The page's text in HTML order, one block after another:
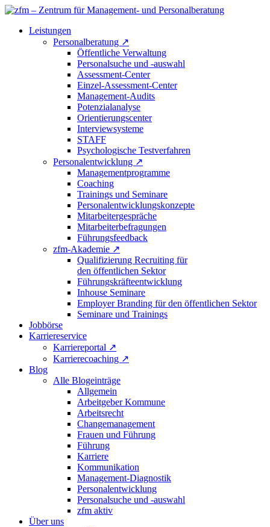
Leistungen
Personalberatung ↗
Öffentliche Verwaltung
Personalsuche und -auswahl
Assessment-Center
Einzel-Assessment-Center
Management-Audits
Potenzialanalyse
Orientierungscenter
Interviewsysteme
STAFF
Psychologische Testverfahren
Personalentwicklung ↗
Managementprogramme
Coaching
Trainings und Seminare
Personalentwicklungskonzepte
Mitarbeitergespräche
Mitarbeiterbefragungen
Führungsfeedback
zfm-Akademie ↗
Qualifizierung Recruiting für
den öffentlichen Sektor
Führungskräfteentwicklung
Inhouse Seminare
Employer Branding für den öffentlichen Sektor
Seminare und Trainings
Jobbörse
Karriereservice
Karriereportal ↗
Karrierecoaching ↗
Blog
Alle Blogeinträge
Allgemein
Arbeitgeber Kommune
Arbeitsrecht
Changemanagement
Frauen und Führung
Führung
Karriere
Kommunikation
Management-Diagnostik
Personalentwicklung
Personalsuche und -auswahl
zfm aktiv
Über uns